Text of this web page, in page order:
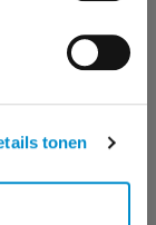
tonen
kwalitatieve
het aantal